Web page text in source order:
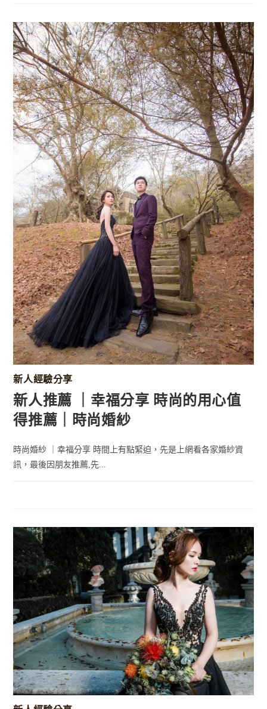
新人經驗分享
新人推薦 ｜幸福分享 時尚的用心值
得推薦｜時尚婚紗
時尚婚紗 ｜幸福分享 時間上有點緊迫，先是上網看各家婚紗資
訊，最後因朋友推薦,先...